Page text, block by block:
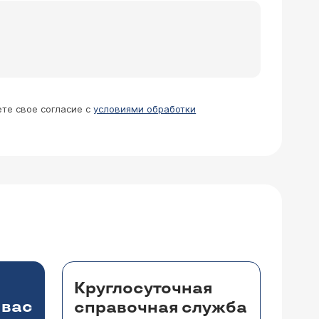
меня не хватает витаминов (хотя
свое согласие сусловиями обработки
Круглосуточная
справочная служба